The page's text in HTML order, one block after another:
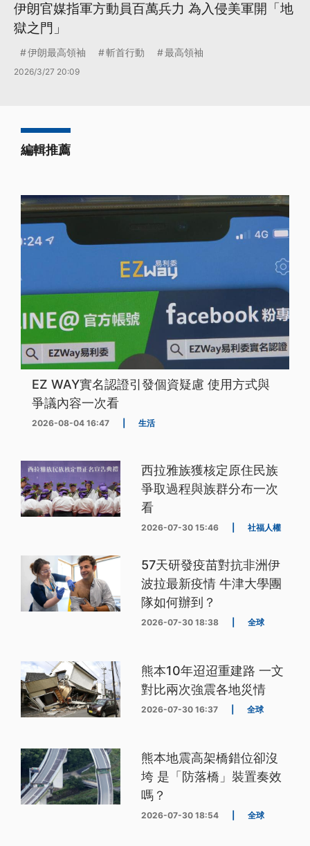
伊朗官媒指軍方動員百萬兵力 為入侵美軍開「地
獄之門」
伊朗最高領袖 斬首行動 最高領袖
2026/3/27 20:09
編輯推薦
EZ WAY實名認證引發個資疑慮 使用方式與
爭議內容一次看
2026-08-04 16:47 生活
西拉雅族獲核定原住民族
爭取過程與族群分布一次
看
2026-07-30 15:46 社福人權
57天研發疫苗對抗非洲伊
波拉最新疫情 牛津大學團
隊如何辦到？
2026-07-30 18:38 全球
熊本10年迢迢重建路 一文
對比兩次強震各地災情
2026-07-30 16:37 全球
熊本地震高架橋錯位卻沒
垮 是「防落橋」裝置奏效
嗎？
2026-07-30 18:54 全球